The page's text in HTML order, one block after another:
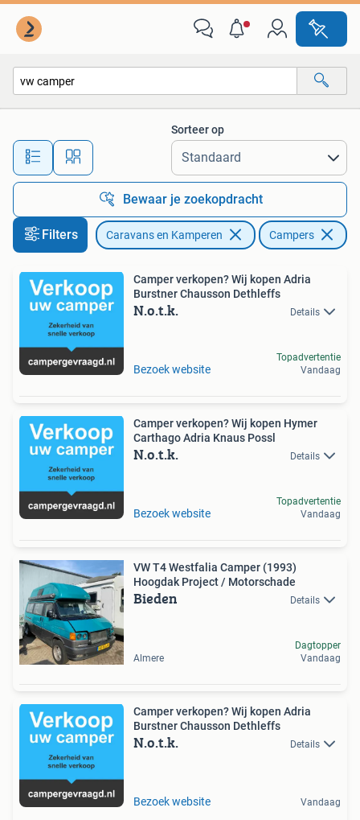
Alle afstanden…
Sorteer op
Bewaar je zoekopdracht
Filters Caravans en Kamperen Campers
Camper verkopen? Wij kopen Adria
Burstner Chausson Dethleffs
N.o.t.k. Details
Bezoek website
Topadvertentie
Vandaag
Camper verkopen? Wij kopen Hymer
Carthago Adria Knaus Possl
N.o.t.k. Details
Bezoek website
Topadvertentie
Vandaag
VW T4 Westfalia Camper (1993)
Hoogdak Project / Motorschade
Bieden Details
Almere
Dagtopper
Vandaag
Camper verkopen? Wij kopen Adria
Burstner Chausson Dethleffs
N.o.t.k. Details
Bezoek website Vandaag